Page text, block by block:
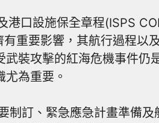
港口設施保全章程(ISPS
重要影響，其航行過程以
裝攻擊的紅海危機事件仍
為重要。
制訂、緊急應急計畫準備及